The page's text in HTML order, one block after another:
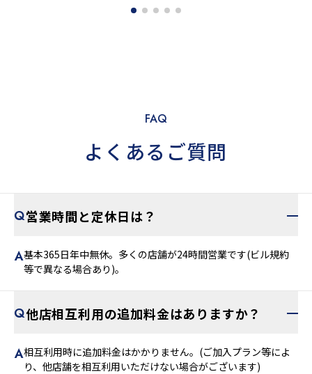
FAQ
よくあるご質問
営業時間と定休日は？
基本365日年中無休。多くの店舗が24時間営業です(ビル規約
等で異なる場合あり)。
他店相互利用の追加料金はありますか？
相互利用時に追加料金はかかりません。(ご加入プラン等によ
り、他店舗を相互利用いただけない場合がございます)